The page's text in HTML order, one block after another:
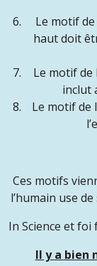
Le motif
haut doit
Le motif de
inclut
Le motif de
Ces motifs
l’humain use
In Science et foi
Il y a bien